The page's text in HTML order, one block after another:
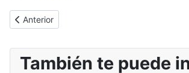
Artículo anterior: Se anuncian los boletines
Anterior
También te puede